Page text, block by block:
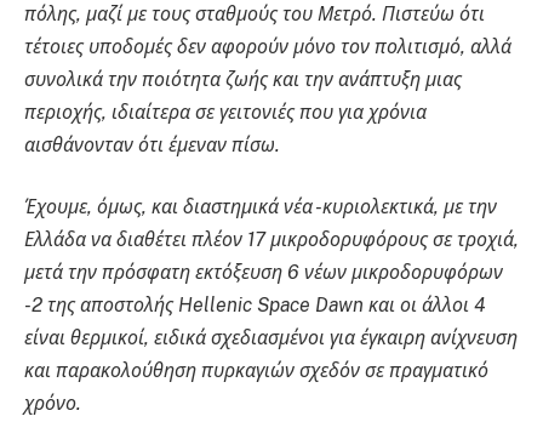
πόλης, μαζί με τους σταθμούς του Μετρό. Πιστεύω ότι
τέτοιες υποδομές δεν αφορούν μόνο τον πολιτισμό, αλλά
συνολικά την ποιότητα ζωής και την ανάπτυξη μιας
περιοχής, ιδιαίτερα σε γειτονιές που για χρόνια
αισθάνονταν ότι έμεναν πίσω.
Έχουμε, όμως, και διαστημικά νέα -κυριολεκτικά, με την
Ελλάδα να διαθέτει πλέον 17 μικροδορυφόρους σε τροχιά,
μετά την πρόσφατη εκτόξευση 6 νέων μικροδορυφόρων
-2 της αποστολής Hellenic Space Dawn και οι άλλοι 4
είναι θερμικοί, ειδικά σχεδιασμένοι για έγκαιρη ανίχνευση
και παρακολούθηση πυρκαγιών σχεδόν σε πραγματικό
χρόνο.